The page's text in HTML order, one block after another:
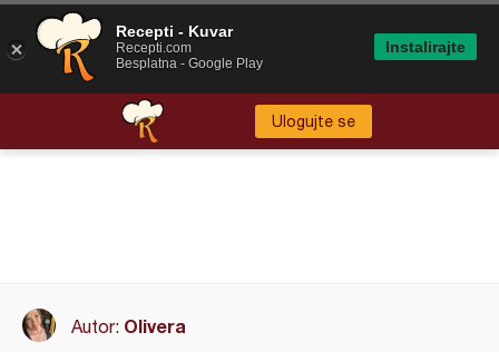
Ulogujte se
Autor: Olivera
Recepti - Kuvar
Recepti.com
Besplatna - Google Play
Instalirajte